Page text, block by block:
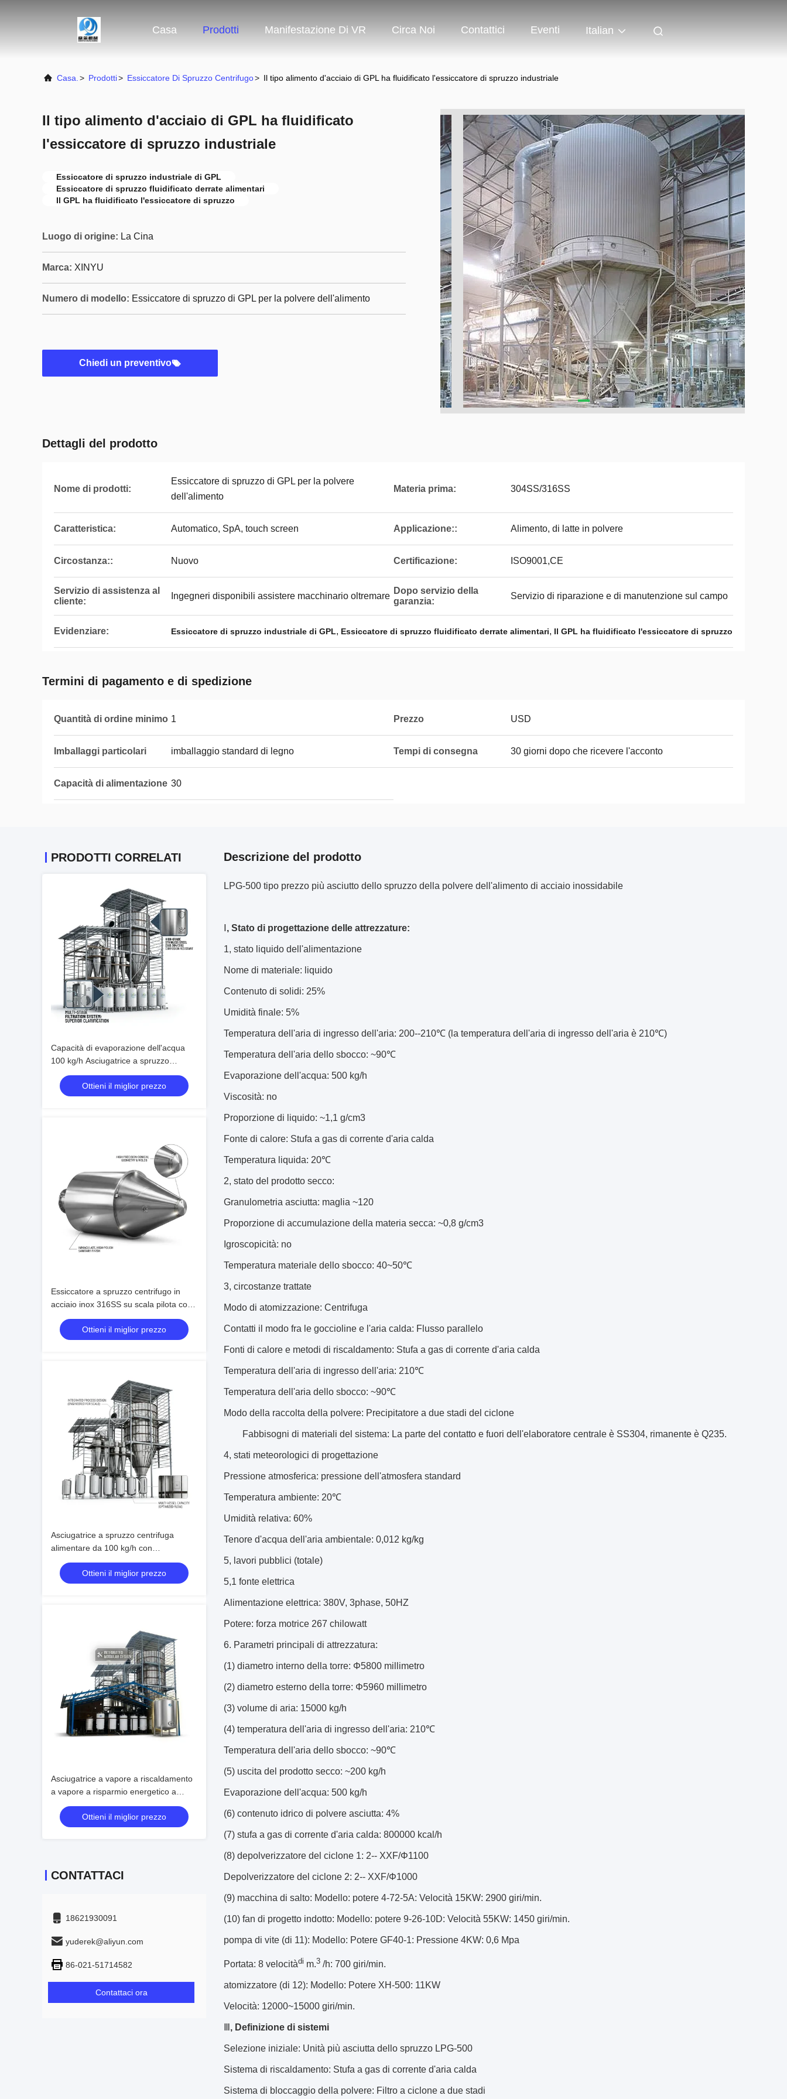
Casa Prodotti Manifestazione Di VR Circa Noi Contattici Eventi Italian
Casa. > Prodotti> Essiccatore Di Spruzzo Centrifugo> Il tipo alimento d'acciaio di GPL ha fluidificato l'essiccatore di spruzzo industriale
Il tipo alimento d'acciaio di GPL ha fluidificato
l'essiccatore di spruzzo industriale
Essiccatore di spruzzo industriale di GPL
Essiccatore di spruzzo fluidificato derrate alimentari
Il GPL ha fluidificato l'essiccatore di spruzzo
Luogo di origine: La Cina
Marca: XINYU
Numero di modello: Essiccatore di spruzzo di GPL per la polvere dell'alimento
Chiedi un preventivo
Dettagli del prodotto
Nome di prodotti:
Essiccatore di spruzzo di GPL per la polvere
dell'alimento
Materia prima: 304SS/316SS
Caratteristica: Automatico, SpA, touch screen Applicazione:: Alimento, di latte in polvere
Circostanza:: Nuovo Certificazione: ISO9001,CE
Servizio di assistenza al
cliente:
Ingegneri disponibili assistere macchinario oltremare
Dopo servizio della
garanzia:
Servizio di riparazione e di manutenzione sul campo
Evidenziare: Essiccatore di spruzzo industriale di GPL, Essiccatore di spruzzo fluidificato derrate alimentari, Il GPL ha fluidificato l'essiccatore di spruzzo
Termini di pagamento e di spedizione
Quantità di ordine minimo 1 Prezzo USD
Imballaggi particolari imballaggio standard di legno Tempi di consegna 30 giorni dopo che ricevere l'acconto
Capacità di alimentazione 30
PRODOTTI CORRELATI
Capacità di evaporazione dell'acqua
100 kg/h Asciugatrice a spruzzo
centrifuga con design resistente
all'usura per la lavorazione di polveri di
zirconia di allumina
Ottieni il miglior prezzo
Essiccatore a spruzzo centrifugo in
acciaio inox 316SS su scala pilota con
capacità di 5-50 kg/h e ingombro
compatto di 1,6 m
Ottieni il miglior prezzo
Asciugatrice a spruzzo centrifuga
alimentare da 100 kg/h con
riscaldamento multicombustibile
configurabile e progettazione per il
cambio rapido
Ottieni il miglior prezzo
Asciugatrice a vapore a riscaldamento
a vapore a risparmio energetico a
spruzzo centrifuga con capacità di
evaporazione di 500 kg/h e sistema di
torre di asciugatura alimentare
Ottieni il miglior prezzo
CONTATTACI
18621930091
yuderek@aliyun.com
86-021-51714582
Contattaci ora
Descrizione del prodotto
LPG-500 tipo prezzo più asciutto dello spruzzo della polvere dell'alimento di acciaio inossidabile
, Stato di progettazione delle attrezzature:
1, stato liquido dell'alimentazione
Nome di materiale: liquido
Contenuto di solidi: 25%
Umidità finale: 5%
Temperatura dell'aria di ingresso dell'aria: 200--210℃ (la temperatura dell'aria di ingresso dell'aria è 210℃)
Temperatura dell'aria dello sbocco: ~90℃
Evaporazione dell'acqua: 500 kg/h
Viscosità: no
Proporzione di liquido: ~1,1 g/cm3
Fonte di calore: Stufa a gas di corrente d'aria calda
Temperatura liquida: 20℃
2, stato del prodotto secco:
Granulometria asciutta: maglia ~120
Proporzione di accumulazione della materia secca: ~0,8 g/cm3
Igroscopicità: no
Temperatura materiale dello sbocco: 40~50℃
3, circostanze trattate
Modo di atomizzazione: Centrifuga
Contatti il modo fra le goccioline e l'aria calda: Flusso parallelo
Fonti di calore e metodi di riscaldamento: Stufa a gas di corrente d'aria calda
Temperatura dell'aria di ingresso dell'aria: 210℃
Temperatura dell'aria dello sbocco: ~90℃
Modo della raccolta della polvere: Precipitatore a due stadi del ciclone
Fabbisogni di materiali del sistema: La parte del contatto e fuori dell'elaboratore centrale è SS304, rimanente è Q235.
4, stati meteorologici di progettazione
Pressione atmosferica: pressione dell'atmosfera standard
Temperatura ambiente: 20℃
Umidità relativa: 60%
Tenore d'acqua dell'aria ambientale: 0,012 kg/kg
5, lavori pubblici (totale)
5,1 fonte elettrica
Alimentazione elettrica: 380V, 3phase, 50HZ
Potere: forza motrice 267 chilowatt
6. Parametri principali di attrezzatura:
(1) diametro interno della torre: Φ5800 millimetro
(2) diametro esterno della torre: Φ5960 millimetro
(3) volume di aria: 15000 kg/h
(4) temperatura dell'aria di ingresso dell'aria: 210℃
Temperatura dell'aria dello sbocco: ~90℃
(5) uscita del prodotto secco: ~200 kg/h
Evaporazione dell'acqua: 500 kg/h
(6) contenuto idrico di polvere asciutta: 4%
(7) stufa a gas di corrente d'aria calda: 800000 kcal/h
(8) depolverizzatore del ciclone 1: 2-- XXF/Φ1100
Depolverizzatore del ciclone 2: 2-- XXF/Φ1000
(9) macchina di salto: Modello: potere 4-72-5A: Velocità 15KW: 2900 giri/min.
(10) fan di progetto indotto: Modello: potere 9-26-10D: Velocità 55KW: 1450 giri/min.
pompa di vite (di 11): Modello: Potere GF40-1: Pressione 4KW: 0,6 Mpa
Portata: 8 velocitàdi m.3 /h: 700 giri/min.
atomizzatore (di 12): Modello: Potere XH-500: 11KW
Velocità: 12000~15000 giri/min.
, Definizione di sistemi
Selezione iniziale: Unità più asciutta dello spruzzo LPG-500
Sistema di riscaldamento: Stufa a gas di corrente d'aria calda
Sistema di bloccaggio della polvere: Filtro a ciclone a due stadi